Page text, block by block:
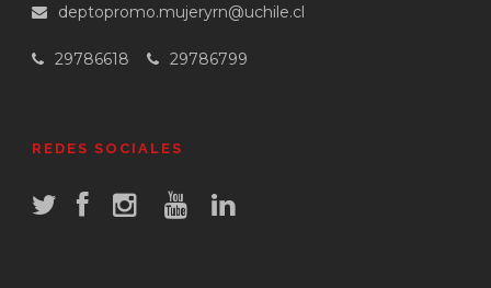
deptopromo.mujeryrn@uchile.cl
29786618 29786799
REDES SOCIALES